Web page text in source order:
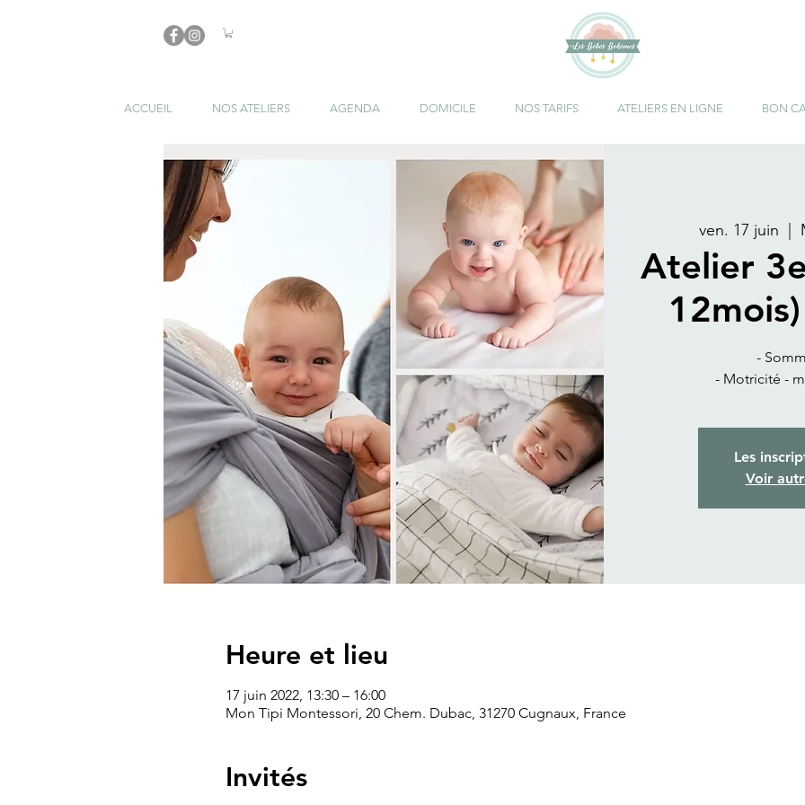
ACCUEIL NOS ATELIERS AGENDA DOMICILE NOS TARIFS ATELIERS EN LIGNE BON
ven. 17 juin
  |
Atelier
-
Les
Voir
Heure et lieu
17 juin 2022, 13:30 – 16:00
Mon Tipi Montessori, 20 Chem. Dubac, 31270 Cugnaux, France
Invités